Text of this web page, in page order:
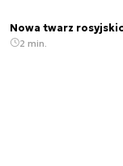
Nowa twarz
2 min.